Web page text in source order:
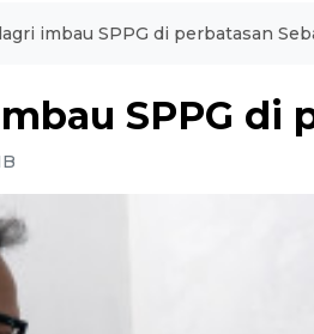
imbau SPPG di perbatasan
SPPG di